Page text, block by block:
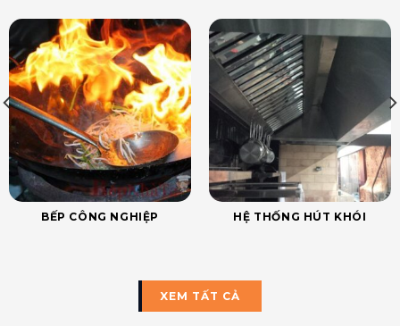
BẾP CÔNG NGHIỆP HỆ THỐNG HÚT KHÓI
XEM TẤT CẢ